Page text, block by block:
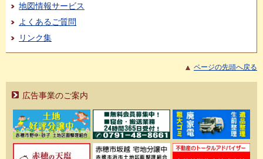
地図情報サービス
よくあるご質問
リンク集
ページの先頭へ戻る
広告事業のご案内